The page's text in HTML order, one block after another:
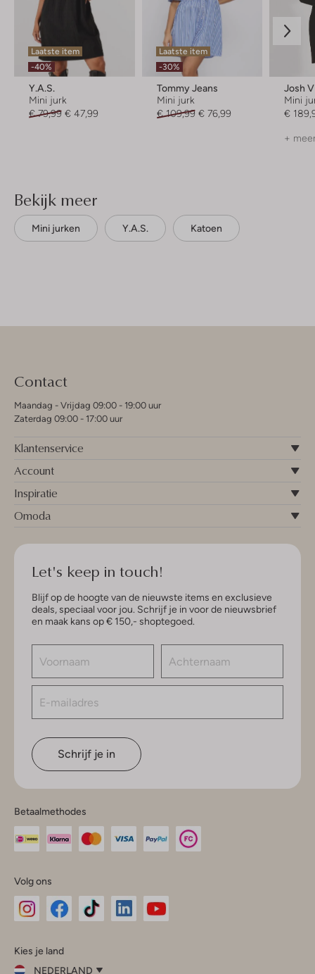
Laatste item
-40%
Y.a.s.
Mini jurk
€ 79,99 € 47,99
Laatste item
-30%
Tommy Jeans
Mini jurk
€ 109,99 € 76,99
Josh V
Mini
€
+
Bekijk meer
Mini jurken Y.a.s. Katoen
Contact
Maandag - Vrijdag 09:00 - 19:00 uur
Zaterdag 09:00 - 17:00 uur
Klantenservice
Account
Inspiratie
Omoda
Let's keep in touch!
Blijf op de hoogte van de nieuwste items en exclusieve
deals, speciaal voor jou. Schrijf je in voor de nieuwsbrief
en maak kans op € 150,- shoptegoed.
Schrijf je in
Betaalmethodes
Volg ons
InstagramFacebook
Kies je land
NEDERLAND